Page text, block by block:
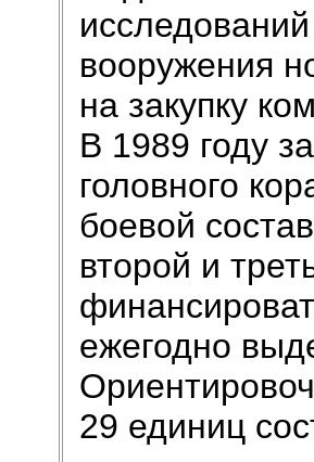
вооружения
на закупку
В 1989 году
головного
боевой
второй и
ежегодно
29 единиц